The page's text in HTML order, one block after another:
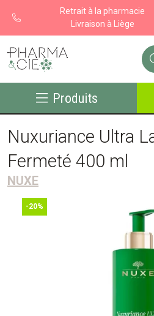
Retrait à la pharmacie
Livraison à Liège
Pharma&cie - Pharmacie des
Produits
Nuxuriance Ultra
Fermeté 400 ml
NUXE
-20%